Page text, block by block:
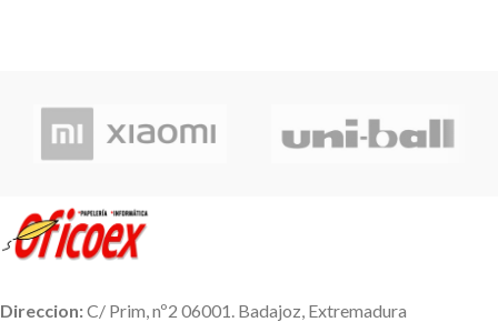
Direccion:C/ Prim, nº2 06001. Badajoz, Extremadura